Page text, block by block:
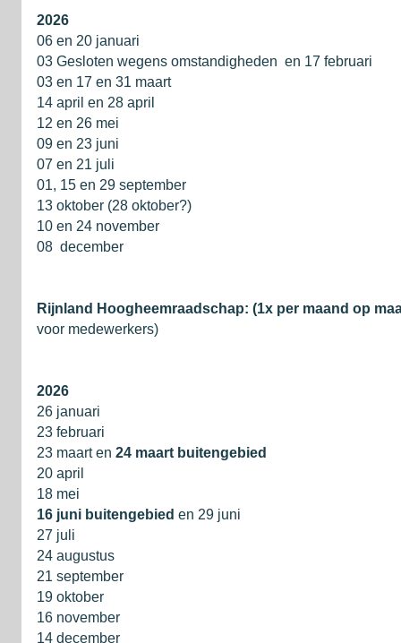
2026
06 en 20 januari
03 Gesloten wegens omstandigheden en 17 februari
03 en 17 en 31 maart
14 april en 28 april
12 en 26 mei
09 en 23 juni
07 en 21 juli
01, 15 en 29 september
13 oktober (28 oktober?)
10 en 24 november
08 december
Rijnland Hoogheemraadschap: (1x per maand op
voor medewerkers)
2026
26 januari
23 februari
23 maart en24 maart buitengebied
20 april
18 mei
16 juni buitengebied en 29 juni
27 juli
24 augustus
21 september
19 oktober
16 november
14 december